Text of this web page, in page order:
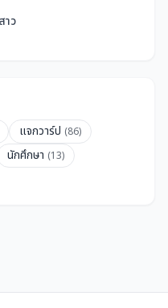
าว
แจกวาร์ป (86)
นักศึกษา (13)